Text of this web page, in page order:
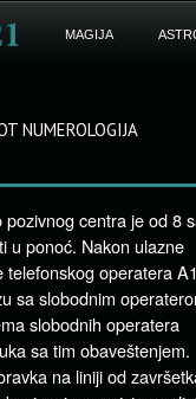
MAGIJA
NUMEROLOGIJA
centra je od 8
u ponoć. Nakon ulazne
telefonskog operatera A1
sa slobodnim
slobodnih operatera
sa tim obaveštenjem.
na liniji od